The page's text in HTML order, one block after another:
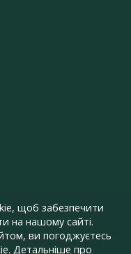
щоб забезпечити
на нашому сайті.
ви погоджуєтесь
Детальніше про